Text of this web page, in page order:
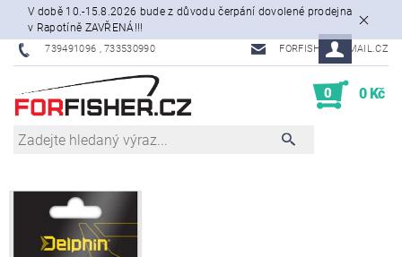
V době 10.-15.8.2026 bude z důvodu čerpání dovolené prodejna
v Rapotíně ZAVŘENÁ!!!
739491096 , 733530990 FORFISHER@EMAIL.CZ
0 0 Kč